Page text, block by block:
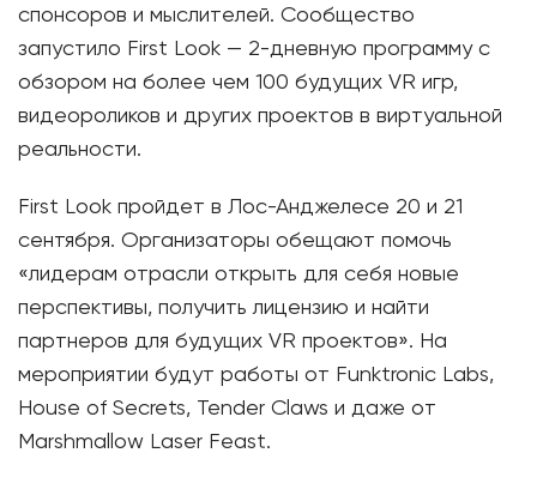
спонсоров и мыслителей. Сообщество
запустило First Look — 2-дневную программу с
обзором на более чем 100 будущих VR игр,
видеороликов и других проектов в виртуальной
реальности.
First Look пройдет в Лос-Анджелесе 20 и 21
сентября. Организаторы обещают помочь
«лидерам отрасли открыть для себя новые
перспективы, получить лицензию и найти
партнеров для будущих VR проектов». На
мероприятии будут работы от Funktronic Labs,
House of Secrets, Tender Claws и даже от
Marshmallow Laser Feast.